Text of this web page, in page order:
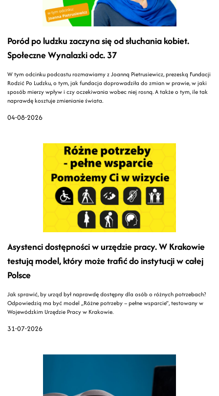
04-08-2026
Poród po ludzku zaczyna się od słuchania kobiet.
Społeczne Wynalazki odc. 37
W tym odcinku podcastu rozmawiamy z Joanną Pietrusiewicz, prezeską Fundacji
Rodzić Po Ludzku, o tym, jak fundacja doprowadziła do zmian w prawie, w jaki
sposób mierzy wpływ i czy oczekiwania wobec niej rosną. A także o tym, ile tak
naprawdę kosztuje zmienianie świata.
31-07-2026
Asystenci dostępności w urzędzie pracy. W Krakowie
testują model, który może trafić do instytucji w całej
Polsce
Jak sprawić, by urząd był naprawdę dostępny dla osób o różnych potrzebach?
Odpowiedzią ma być model „Różne potrzeby – pełne wsparcie”, testowany w
Wojewódzkim Urzędzie Pracy w Krakowie.